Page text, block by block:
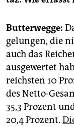
Butterwegge:
gelungen, die
auch das
ausgewertet
reichsten 10
des Netto-
35,3 Prozent
20,4 Prozent.